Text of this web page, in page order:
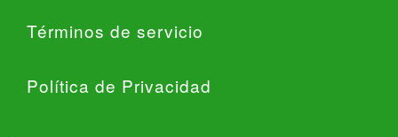
Términos de servicio
Política de Privacidad